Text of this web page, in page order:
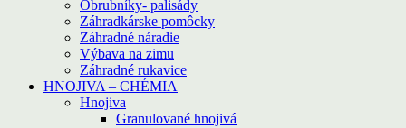
Obrubníky- palisády
Záhradkárske pomôcky
Záhradné náradie
Výbava na zimu
Záhradné rukavice
HNOJIVA – CHÉMIA
Hnojiva
Granulované hnojivá